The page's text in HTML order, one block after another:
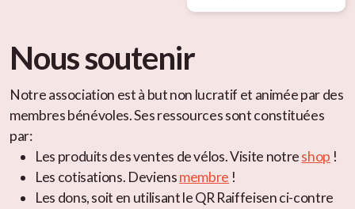
Nous soutenir
Notre association est à but non lucratif et animée par des
membres bénévoles. Ses ressources sont constituées
par:
Les produits des ventes de vélos. Visite notreshop !
Les cotisations. Deviensmembre !
Les dons, soit en utilisant le QR Raiffeisen ci-contre